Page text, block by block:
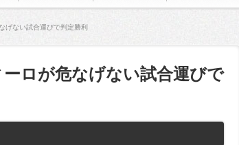
げない試合運びで判定勝利
ーロが危なげない試合運びで